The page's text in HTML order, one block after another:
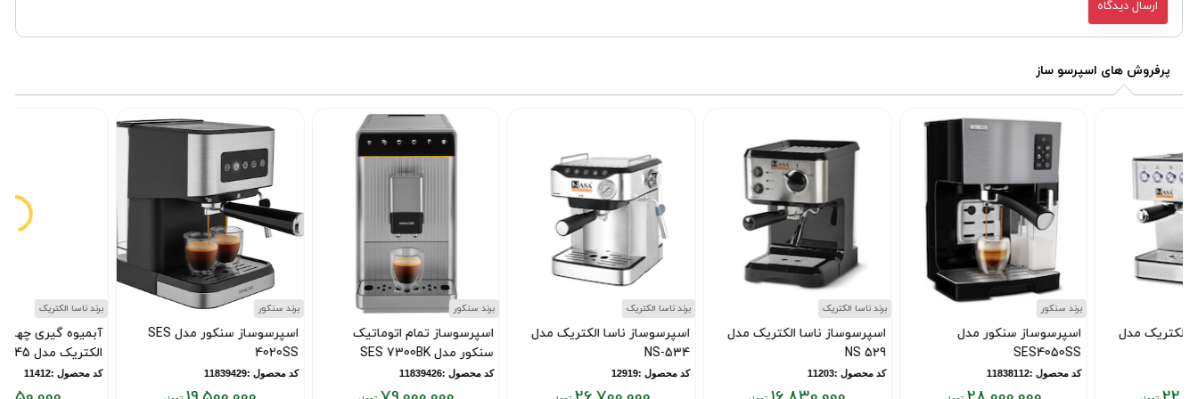
پرفروش های اسپرسو ساز
اسپرسوساز سنکور مدل
اسپرسوساز ناسا الکتریک مدل
اسپرسوساز ناسا الکتریک مدل
اسپرسوساز تمام اتوماتیک
برند سنکور
اسپرسوساز سنکور مدل SES
4020SS
برند ناسا الکتریک
آبمیوه گیری چهار کاره ناسا